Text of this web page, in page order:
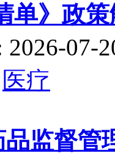
单》政
2026-07-
医疗
监督管